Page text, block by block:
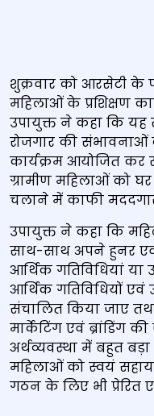
शुक्रवार को आरसेटी के
महिलाओं के प्रशिक्षण
उपायुक्त ने कहा कि यह
रोजगार की संभावनाओं
कार्यक्रम आयोजित कर
ग्रामीण महिलाओं को
चलाने में काफी
उपायुक्त ने कहा कि
साथ-साथ अपने हुनर
आर्थिक गतिविधियां
आर्थिक गतिविधियों एवं
संचालित किया जाए
मार्केटिंग एवं ब्रांडिंग
अर्थव्यवस्था में बहुत
महिलाओं को स्वयं
गठन के लिए भी प्रेरित